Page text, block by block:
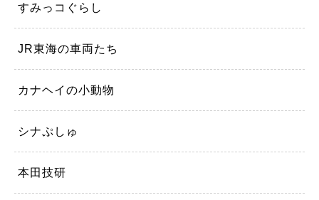
すみっコぐらし
JR東海の車両たち
カナヘイの小動物
シナぷしゅ
本田技研